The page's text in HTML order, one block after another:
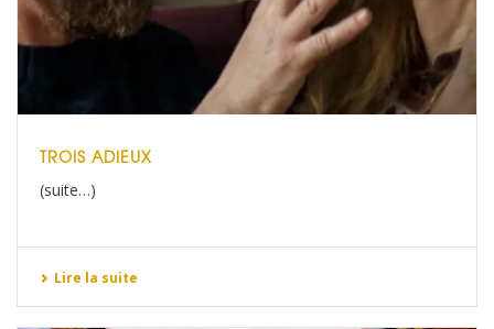
TROIS ADIEUX
(suite…)
Lire la suite